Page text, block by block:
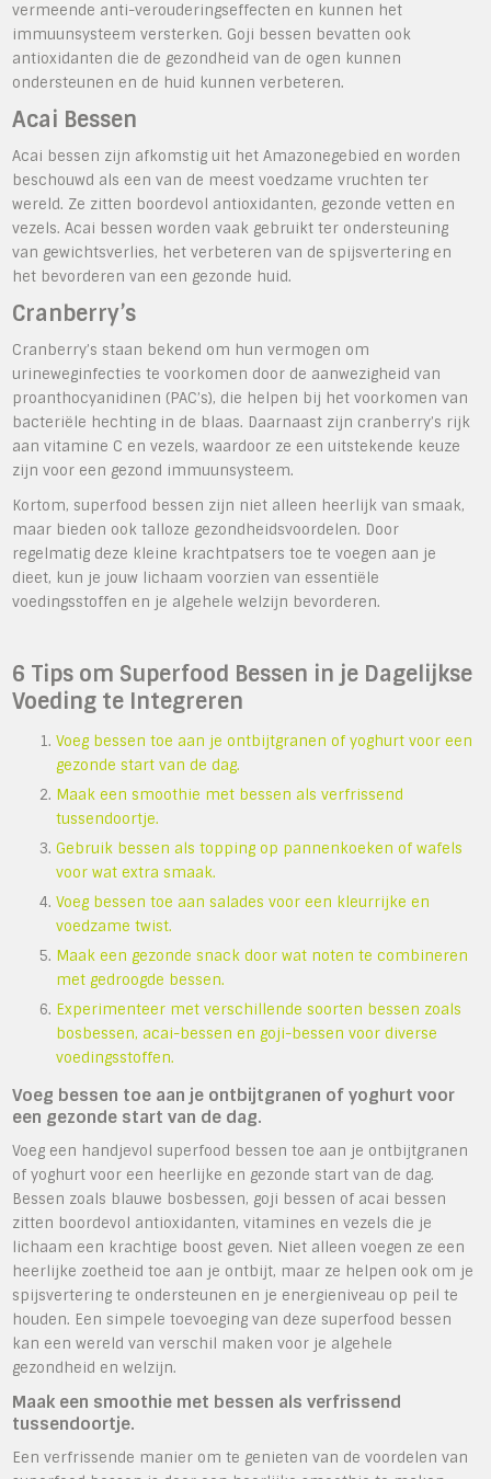
vermeende anti-verouderingseffecten en kunnen het
immuunsysteem versterken. Goji bessen bevatten ook
antioxidanten die de gezondheid van de ogen kunnen
ondersteunen en de huid kunnen verbeteren.
Acai Bessen
Acai bessen zijn afkomstig uit het Amazonegebied en worden
beschouwd als een van de meest voedzame vruchten ter
wereld. Ze zitten boordevol antioxidanten, gezonde vetten en
vezels. Acai bessen worden vaak gebruikt ter ondersteuning
van gewichtsverlies, het verbeteren van de spijsvertering en
het bevorderen van een gezonde huid.
Cranberry’s
Cranberry’s staan bekend om hun vermogen om
urineweginfecties te voorkomen door de aanwezigheid van
proanthocyanidinen (PAC’s), die helpen bij het voorkomen van
bacteriële hechting in de blaas. Daarnaast zijn cranberry’s rijk
aan vitamine C en vezels, waardoor ze een uitstekende keuze
zijn voor een gezond immuunsysteem.
Kortom, superfood bessen zijn niet alleen heerlijk van smaak,
maar bieden ook talloze gezondheidsvoordelen. Door
regelmatig deze kleine krachtpatsers toe te voegen aan je
dieet, kun je jouw lichaam voorzien van essentiële
voedingsstoffen en je algehele welzijn bevorderen.
6 Tips om Superfood Bessen in je Dagelijkse
Voeding te Integreren
Voeg bessen toe aan je ontbijtgranen of yoghurt voor een
gezonde start van de dag.
Maak een smoothie met bessen als verfrissend
tussendoortje.
Gebruik bessen als topping op pannenkoeken of wafels
voor wat extra smaak.
Voeg bessen toe aan salades voor een kleurrijke en
voedzame twist.
Maak een gezonde snack door wat noten te combineren
met gedroogde bessen.
Experimenteer met verschillende soorten bessen zoals
bosbessen, acai-bessen en goji-bessen voor diverse
voedingsstoffen.
Voeg bessen toe aan je ontbijtgranen of yoghurt voor
een gezonde start van de dag.
Voeg een handjevol superfood bessen toe aan je ontbijtgranen
of yoghurt voor een heerlijke en gezonde start van de dag.
Bessen zoals blauwe bosbessen, goji bessen of acai bessen
zitten boordevol antioxidanten, vitamines en vezels die je
lichaam een krachtige boost geven. Niet alleen voegen ze een
heerlijke zoetheid toe aan je ontbijt, maar ze helpen ook om je
spijsvertering te ondersteunen en je energieniveau op peil te
houden. Een simpele toevoeging van deze superfood bessen
kan een wereld van verschil maken voor je algehele
gezondheid en welzijn.
Maak een smoothie met bessen als verfrissend
tussendoortje.
Een verfrissende manier om te genieten van de voordelen van